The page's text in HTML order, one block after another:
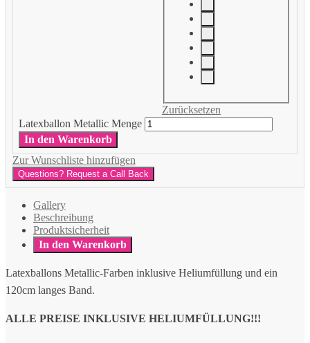
Zurücksetzen
Latexballon Metallic Menge
In den Warenkorb
Zur Wunschliste hinzufügen
Questions? Request a Call Back
Gallery
Beschreibung
Produktsicherheit
In den Warenkorb
Latexballons Metallic-Farben inklusive Heliumfüllung und ein
120cm langes Band.
ALLE PREISE INKLUSIVE HELIUMFÜLLUNG!!!